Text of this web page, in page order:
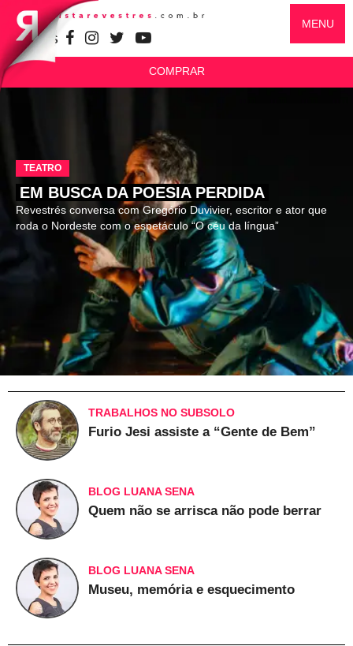
SIGA-NOS
MENU
COMPRAR
TEATRO
EM BUSCA DA POESIA PERDIDA
Revestrés conversa com Gregório Duvivier, escritor e ator que
roda o Nordeste com o espetáculo “O céu da língua”
TRABALHOS NO SUBSOLO
Furio Jesi assiste a “Gente de Bem”
BLOG LUANA SENA
Quem não se arrisca não pode berrar
BLOG LUANA SENA
Museu, memória e esquecimento